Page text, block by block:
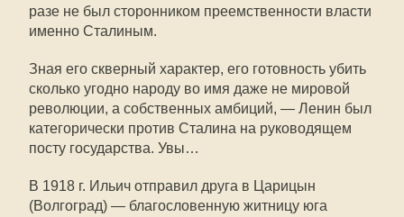
разе не был сторонником преемственности власти
именно Сталиным.
Зная его скверный характер, его готовность убить
сколько угодно народу во имя даже не мировой
революции, а собственных амбиций, — Ленин был
категорически против Сталина на руководящем
посту государства. Увы…
В 1918 г. Ильич отправил друга в Царицын
(Волгоград) — благословенную житницу юга